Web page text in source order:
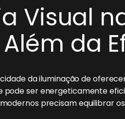
Visual
da
da iluminação de
pode ser energeticamente
precisam equilibrar